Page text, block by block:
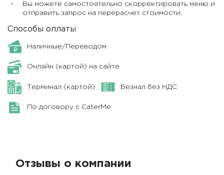
Вы можете самостоятельно скорректировать меню и
отправить запрос на перерасчет стоимости.
Способы оплаты
Наличные/Переводом
Онлайн (картой) на сайте
Терминал (картой) Безнал без НДС
По договору с CaterMe
Отзывы о компании